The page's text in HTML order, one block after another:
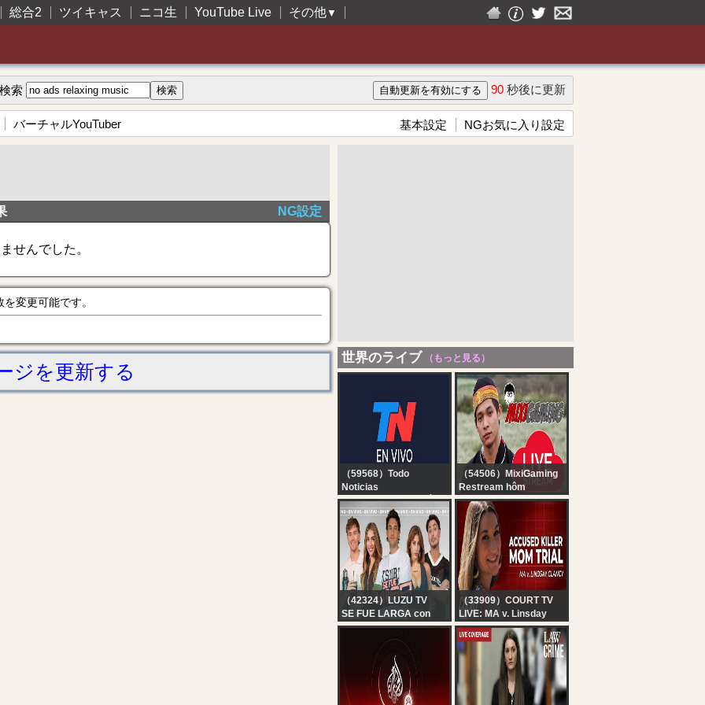
総合2 ツイキャス ニコ生 YouTube Live その他▼
検索 90 秒後に更新
バーチャルYouTuber 基本設定 NGお気に入り設定
NG設定
せんでした。
変更可能です。
ジを更新する
世界のライブ （もっと見る）
（59568）Todo
Noticias
TN EN VIVO - SEGUÍ LA
TRANSMISIÓN EN VIVO
DE TODO NOTICIAS
（54506）MixiGaming
Restream hôm
qua...............
（42324）LUZU TV
SE FUE LARGA con
FERBO, BELU NEGRI,
DOMI FAENA Y TEO D
´ELIA | EN VIVO
（33909）COURT TV
LIVE: MA v. Linsday
Clancy - Day 9 |
Accused Killer Mom
Trial